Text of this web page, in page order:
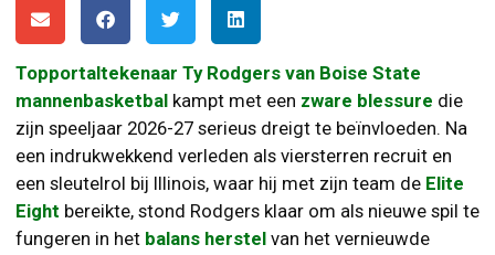
Topportaltekenaar Ty Rodgers van Boise State
mannenbasketbal kampt met een zware blessure die
zijn speeljaar 2026-27 serieus dreigt te beïnvloeden. Na
een indrukwekkend verleden als viersterren recruit en
een sleutelrol bij Illinois, waar hij met zijn team de Elite
Eight bereikte, stond Rodgers klaar om als nieuwe spil te
fungeren in het balans herstel van het vernieuwde